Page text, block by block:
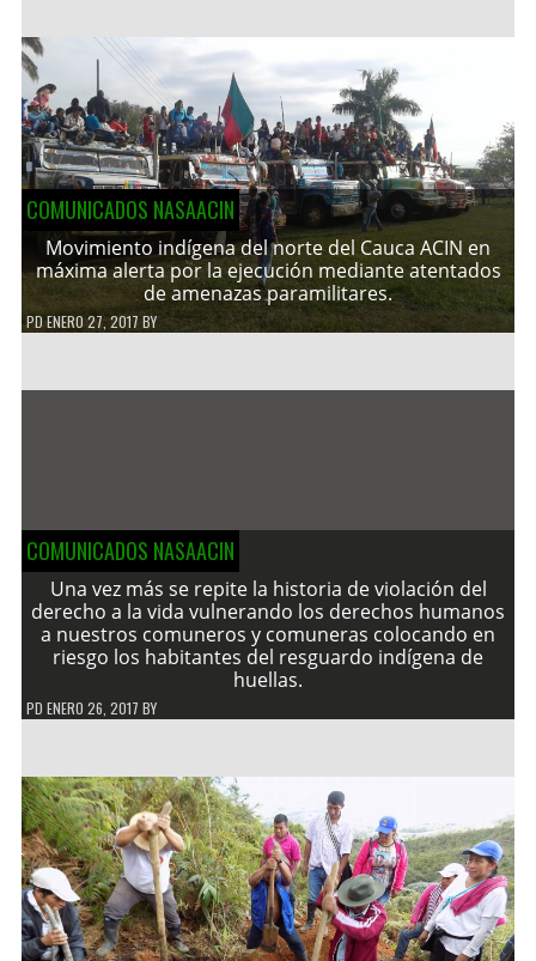
COMUNICADOS NASAACIN
Movimiento indígena del norte del Cauca ACIN en
máxima alerta por la ejecución mediante atentados
de amenazas paramilitares.
PDENERO 27, 2017 BY
COMUNICADOS NASAACIN
Una vez más se repite la historia de violación del
derecho a la vida vulnerando los derechos humanos
a nuestros comuneros y comuneras colocando en
riesgo los habitantes del resguardo indígena de
huellas.
PD ENERO 26, 2017 BY